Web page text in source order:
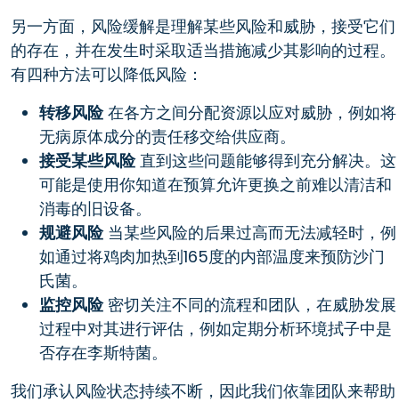
另一方面，风险缓解是理解某些风险和威胁，接受它们
的存在，并在发生时采取适当措施减少其影响的过程。
有四种方法可以降低风险：
转移风险在各方之间分配资源以应对威胁，例如将
无病原体成分的责任移交给供应商。
接受某些风险直到这些问题能够得到充分解决。这
可能是使用你知道在预算允许更换之前难以清洁和
消毒的旧设备。
规避风险当某些风险的后果过高而无法减轻时，例
如通过将鸡肉加热到165度的内部温度来预防沙门
氏菌。
监控风险密切关注不同的流程和团队，在威胁发展
过程中对其进行评估，例如定期分析环境拭子中是
否存在李斯特菌。
我们承认风险状态持续不断，因此我们依靠团队来帮助